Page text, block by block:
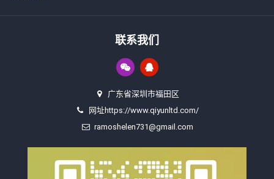
联系我们
广东省深圳市福田区
网址https://www.qiyunltd.com/
ramoshelen731@gmail.com